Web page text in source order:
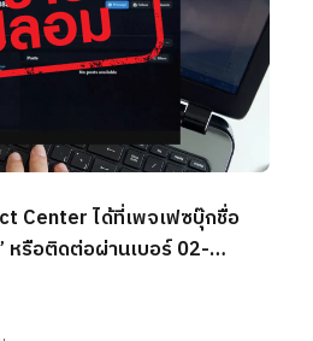
Center ได้ที่เพจเฟซบุ๊กชื่อ
หรือติดต่อผ่านเบอร์ 02-